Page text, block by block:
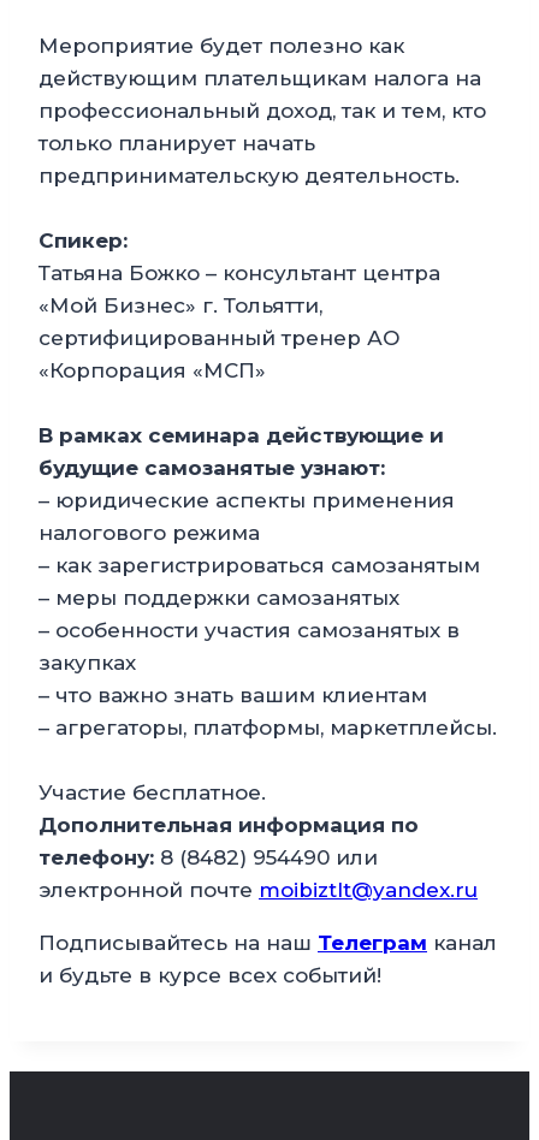
Мероприятие будет полезно как
действующим плательщикам налога на
профессиональный доход, так и тем, кто
только планирует начать
предпринимательскую деятельность.
Спикер:
Татьяна Божко – консультант центра
«Мой Бизнес» г. Тольятти,
сертифицированный тренер АО
«Корпорация «МСП»
В рамках семинара действующие и
будущие самозанятые узнают:
– юридические аспекты применения
налогового режима
– как зарегистрироваться самозанятым
– меры поддержки самозанятых
– особенности участия самозанятых в
закупках
– что важно знать вашим клиентам
– агрегаторы, платформы, маркетплейсы.
Участие бесплатное.
Дополнительная информация по
телефону: 8 (8482) 954490 или
электронной почте moibiztlt@yandex.ru
Подписывайтесь на наш Телеграм канал
и будьте в курсе всех событий!